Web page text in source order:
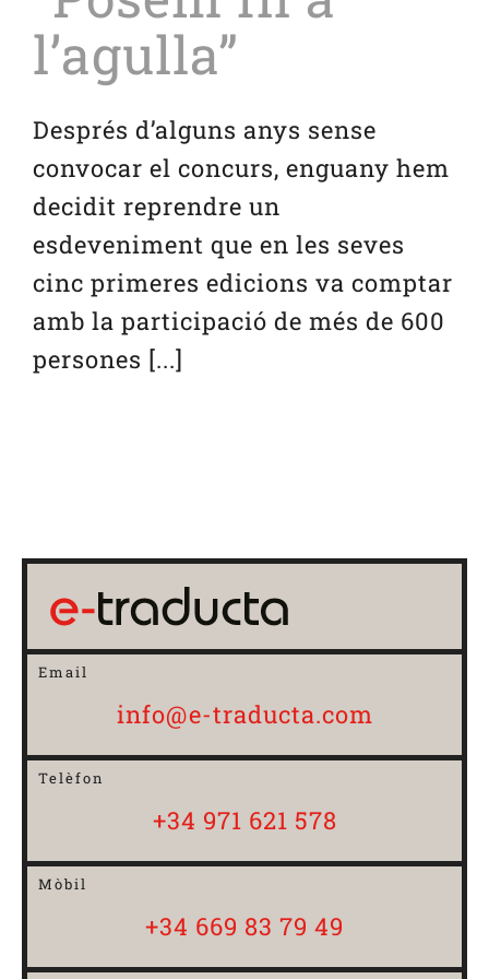
Serveis
Blog
Contacte
l’agulla”
Després d’alguns anys sense
convocar el concurs, enguany hem
decidit reprendre un
esdeveniment que en les seves
cinc primeres edicions va comptar
amb la participació de més de 600
persones [...]
Email
info@e-traducta.com
Telèfon
+34 971 621 578
Mòbil
+34 669 83 79 49